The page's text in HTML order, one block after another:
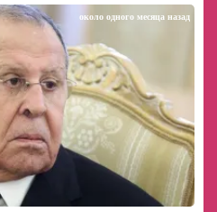
около одного месяца назад